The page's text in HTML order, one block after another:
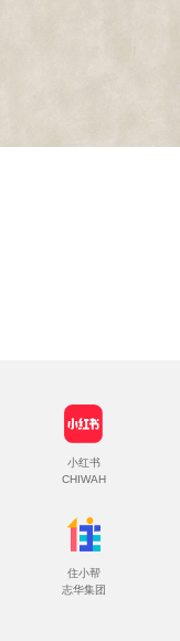
小红书
CHIWAH
住小帮
志华集团